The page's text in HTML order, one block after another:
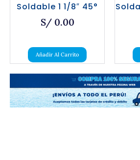
Soldable 1 1/8″ 45°
S/0.00
Añadir Al Carrito